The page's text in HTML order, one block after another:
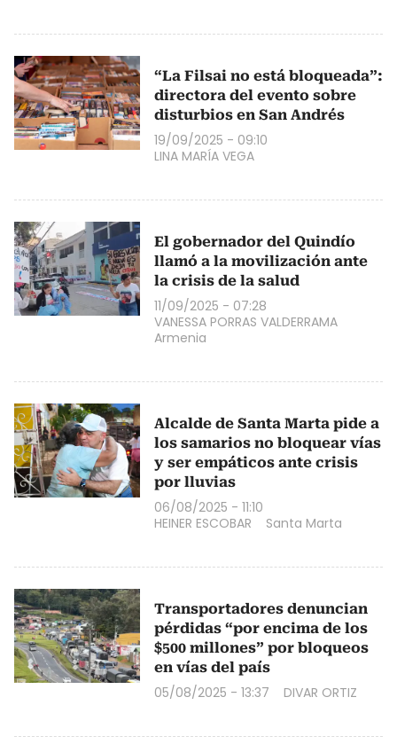
“La Filsai no está bloqueada”:
directora del evento sobre
disturbios en San Andrés
19/09/2025 - 09:10
LINA MARÍA VEGA
El gobernador del Quindío
llamó a la movilización ante
la crisis de la salud
11/09/2025 - 07:28
VANESSA PORRAS VALDERRAMA
Armenia
Alcalde de Santa Marta pide a
los samarios no bloquear vías
y ser empáticos ante crisis
por lluvias
06/08/2025 - 11:10
HEINER ESCOBAR
Santa Marta
Transportadores denuncian
pérdidas “por encima de los
$500 millones” por bloqueos
en vías del país
05/08/2025 - 13:37 DIVAR ORTIZ